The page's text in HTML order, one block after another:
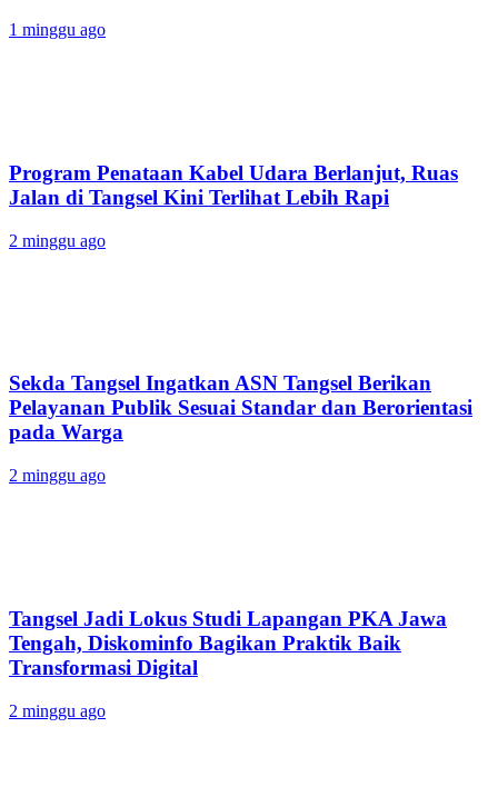
1 minggu ago
Program Penataan Kabel Udara Berlanjut, Ruas
Jalan di Tangsel Kini Terlihat Lebih Rapi
2 minggu ago
Sekda Tangsel Ingatkan ASN Tangsel Berikan
Pelayanan Publik Sesuai Standar dan Berorientasi
pada Warga
2 minggu ago
Tangsel Jadi Lokus Studi Lapangan PKA Jawa
Tengah, Diskominfo Bagikan Praktik Baik
Transformasi Digital
2 minggu ago